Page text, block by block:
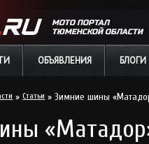
МОТО ПОРТАЛ
ТЮМЕНСКОЙ ОБЛАСТИ
ОБЪЯВЛЕНИЯ БЛОГИ
»Статьи» Зимние шины